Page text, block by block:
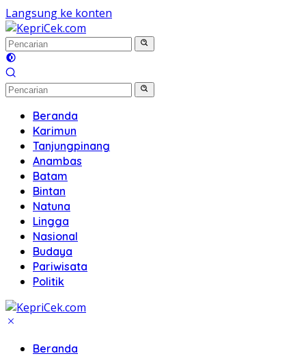
Langsung ke konten
Beranda
Karimun
Tanjungpinang
Anambas
Batam
Bintan
Natuna
Lingga
Nasional
Budaya
Pariwisata
Politik
Beranda